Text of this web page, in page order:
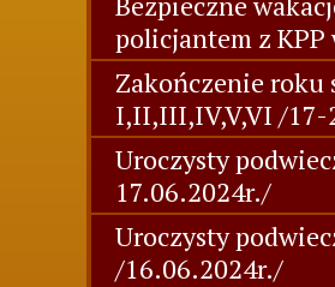
policjantem z
Zakończenie roku
I,II,III,IV,V,VI /17-
Uroczysty
17.06.2024r./
Uroczysty
/16.06.2024r./